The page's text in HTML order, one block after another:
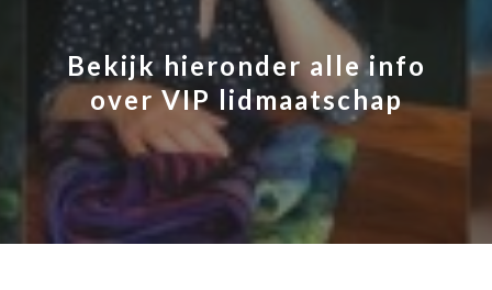
Bekijk hieronder alle info
over VIP lidmaatschap